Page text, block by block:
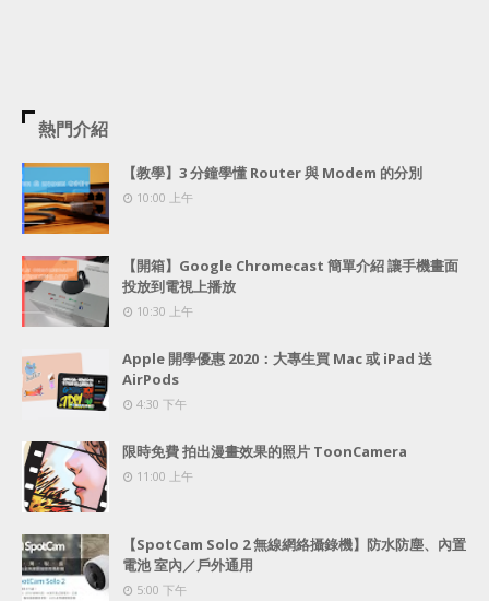
熱門介紹
【教學】3 分鐘學懂 Router 與 Modem 的分別
10:00 上午
【開箱】Google Chromecast 簡單介紹 讓手機畫面
投放到電視上播放
10:30 上午
Apple 開學優惠 2020：大專生買 Mac 或 iPad 送
AirPods
4:30 下午
限時免費 拍出漫畫效果的照片 ToonCamera
11:00 上午
【SpotCam Solo 2 無線網絡攝錄機】防水防塵、內置
電池 室內／戶外通用
5:00 下午